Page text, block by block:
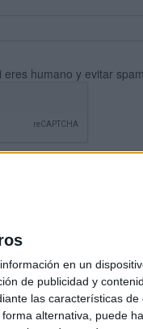
en un
de publicidad y
las características
alternativa, puede
humano y evitar
Aviso legal|Politica de